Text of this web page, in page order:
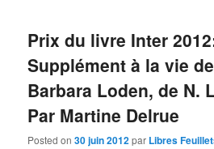
Prix du livre Inter
Supplément à la vie de
Barbara Loden, de N.
Par Martine Delrue
Posted on30 juin 2012par Libres